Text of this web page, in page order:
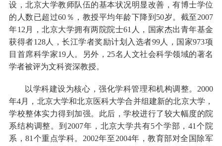
设，北京大学教师队伍的基本状况明显改善，有博士学位
的人数已超过60％，教授平均年龄下降到50岁。截至2007
年12月，北京大学拥有两院院士61人，国家杰出青年基金
获得者128人，长江学者奖励计划入选者99人，国家973项
目首席科学家19人。另外，25名人文社会科学领域的著名
学者被评为文科资深教授。
以学科建设为核心，强化学科管理和机构调整。2000
年4月，北京大学和北京医科大学合并组建新的北京大学，
学校整体实力得到加强。此后，学校进行了较大幅度的院
系结构调整。到2007年，北京大学共有5个学部，41个院
系，81个重点学科。2002年至2004年，教育部对全国除军